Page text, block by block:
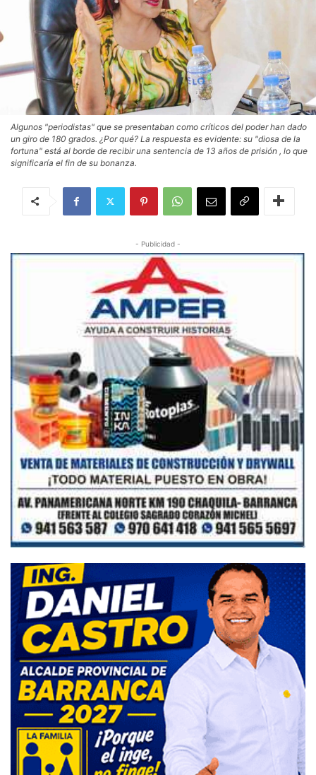
Algunos "periodistas" que se presentaban como críticos del poder han dado
un giro de 180 grados. ¿Por qué? La respuesta es evidente: su "diosa de la
fortuna" está al borde de recibir una sentencia de 13 años de prisión , lo que
significaría el fin de su bonanza.
- Publicidad -